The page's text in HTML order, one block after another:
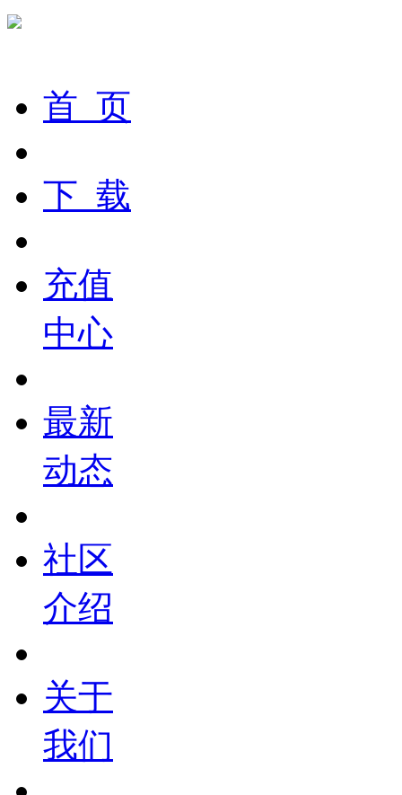
首 页
下 载
充值
中心
最新
动态
社区
介绍
关于
我们